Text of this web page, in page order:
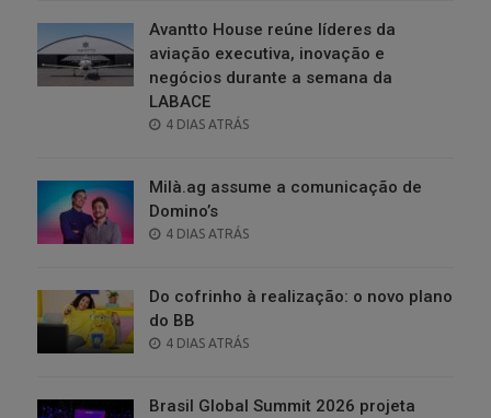
Avantto House reúne líderes da
aviação executiva, inovação e
negócios durante a semana da
LABACE
POSTED
4 DIAS ATRÁS
Milà.ag assume a comunicação de
Domino’s
POSTED
4 DIAS ATRÁS
Do cofrinho à realização: o novo plano
do BB
POSTED
4 DIAS ATRÁS
Brasil Global Summit 2026 projeta